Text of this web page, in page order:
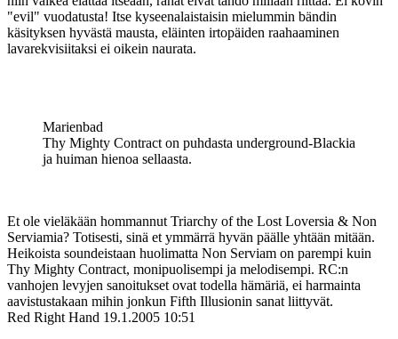
"evil" vuodatusta! Itse kyseenalaistaisin mielummin bändin
käsityksen hyvästä mausta, eläinten irtopäiden raahaaminen
lavarekvisiitaksi ei oikein naurata.
Marienbad
Thy Mighty Contract on puhdasta underground-Blackia
ja huiman hienoa sellaasta.
Et ole vieläkään hommannut Triarchy of the Lost Loversia & Non
Serviamia? Totisesti, sinä et ymmärrä hyvän päälle yhtään mitään.
Heikoista soundeistaan huolimatta Non Serviam on parempi kuin
Thy Mighty Contract, monipuolisempi ja melodisempi. RC:n
vanhojen levyjen sanoitukset ovat todella hämäriä, ei harmainta
aavistustakaan mihin jonkun Fifth Illusionin sanat liittyvät.
Red Right Hand 19.1.2005 10:51